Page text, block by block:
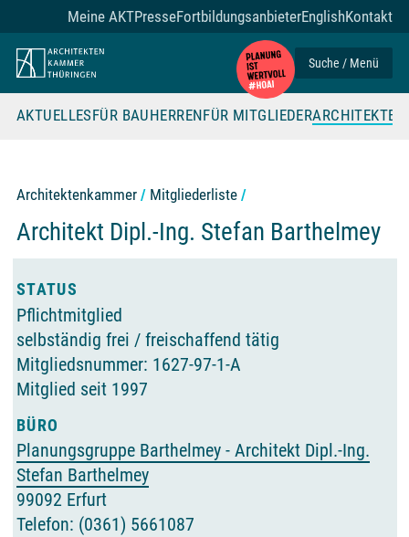
Zum Seiteninhalt
Suche / Menü
AKTUELLESFÜR BAUHERRENFÜR MITGLIEDER
Meine AKTPresseFortbildungsanbieterEnglishKontakt
Architektenkammer Mitgliederliste
Architekt Dipl.-Ing. Stefan Barthelmey
Offizielle Angaben der Architektenkammer
STATUS
Pflichtmitglied
selbständig frei / freischaffend tätig
Mitgliedsnummer: 1627-97-1-A
Mitglied seit 1997
BÜRO
Planungsgruppe Barthelmey - Architekt Dipl.-Ing.
Stefan Barthelmey
99092 Erfurt
Telefon: (0361) 5661087